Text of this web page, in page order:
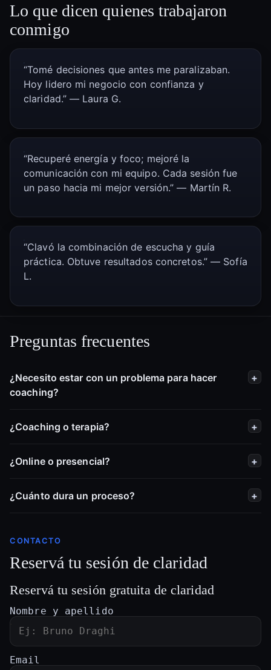
Lo que dicen quienes trabajaron
conmigo
“Tomé decisiones que antes me paralizaban.
Hoy lidero mi negocio con confianza y
claridad.” — Laura G.
“Recuperé energía y foco; mejoré la
comunicación con mi equipo. Cada sesión fue
un paso hacia mi mejor versión.” — Martín R.
“Clavó la combinación de escucha y guía
práctica. Obtuve resultados concretos.” — Sofía
L.
Preguntas frecuentes
¿Necesito estar con un problema para hacer
coaching?
¿Coaching o terapia?
¿Online o presencial?
¿Cuánto dura un proceso?
CONTACTO
Reservá tu sesión de claridad
Reservá tu sesión gratuita de claridad
Nombre y apellido
Email